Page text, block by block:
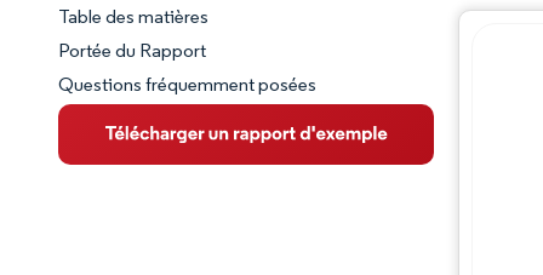
Aperçu du marché
VUE D’ENSEMBLE DU MARCHÉ
Principales tendances du marché
Table des matières
Portée du Rapport
Questions fréquemment posées